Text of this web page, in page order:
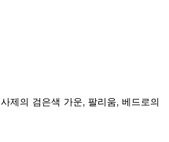
제의 검은색 가운, 팔리움, 베드로의